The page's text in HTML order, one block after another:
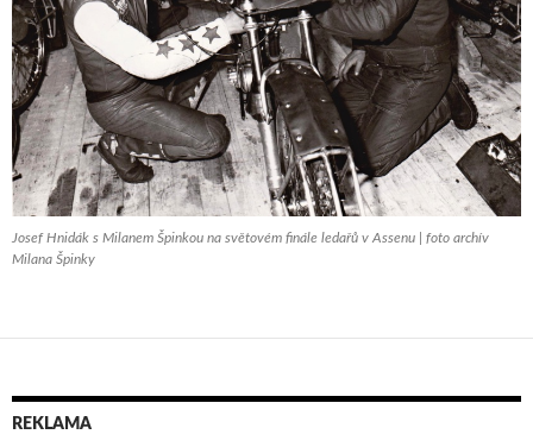
Josef Hnidák s Milanem Špinkou na světovém finále ledařů v Assenu | foto archív
Milana Špinky
REKLAMA